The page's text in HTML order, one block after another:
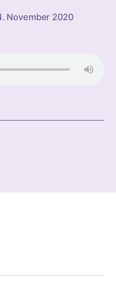
November 2020